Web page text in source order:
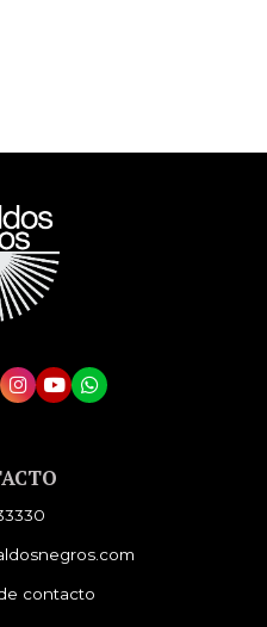
contacto